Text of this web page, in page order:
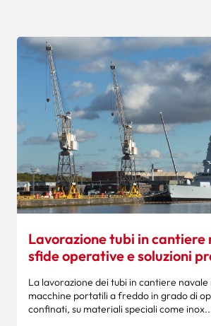
Lavorazione tubi in cantiere
sfide operative e soluzioni
La lavorazione dei tubi in cantiere navale
macchine portatili a freddo in grado di
confinati, su materiali speciali come